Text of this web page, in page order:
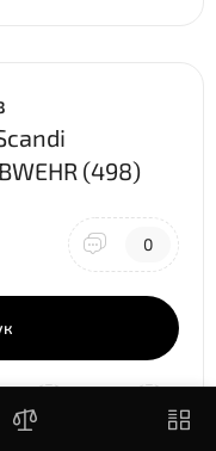
(498)
0